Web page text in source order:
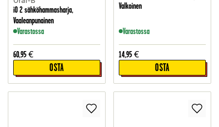
iO 2 sähköhammasharja,
Vaaleanpunainen
Varastossa
60,95 €
OSTA
Valkoinen
Varastossa
14,95 €
OSTA